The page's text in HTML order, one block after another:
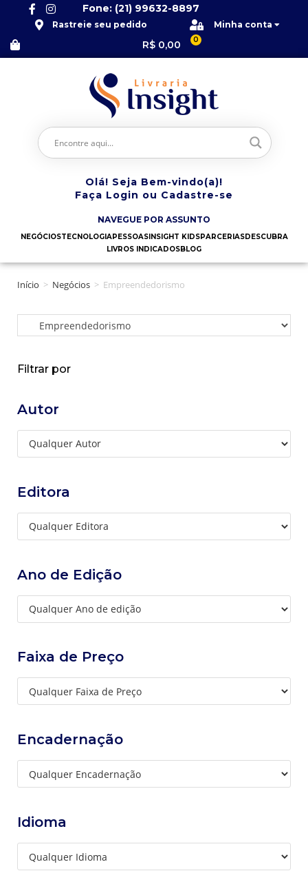
Fone: (21) 99632-8897
Rastreie seu pedido Minha conta
R$ 0,00 0
Olá! Seja Bem-vindo(a)!
Faça Login ou Cadastre-se
NAVEGUE POR ASSUNTO
NEGÓCIOSTECNOLOGIAPESSOASINSIGHT KIDSPARCERIASDESCUBRA
LIVROS INDICADOSBLOG
Início > Negócios > Empreendedorismo
Filtrar por
Autor
Editora
Ano de Edição
Faixa de Preço
Encadernação
Idioma